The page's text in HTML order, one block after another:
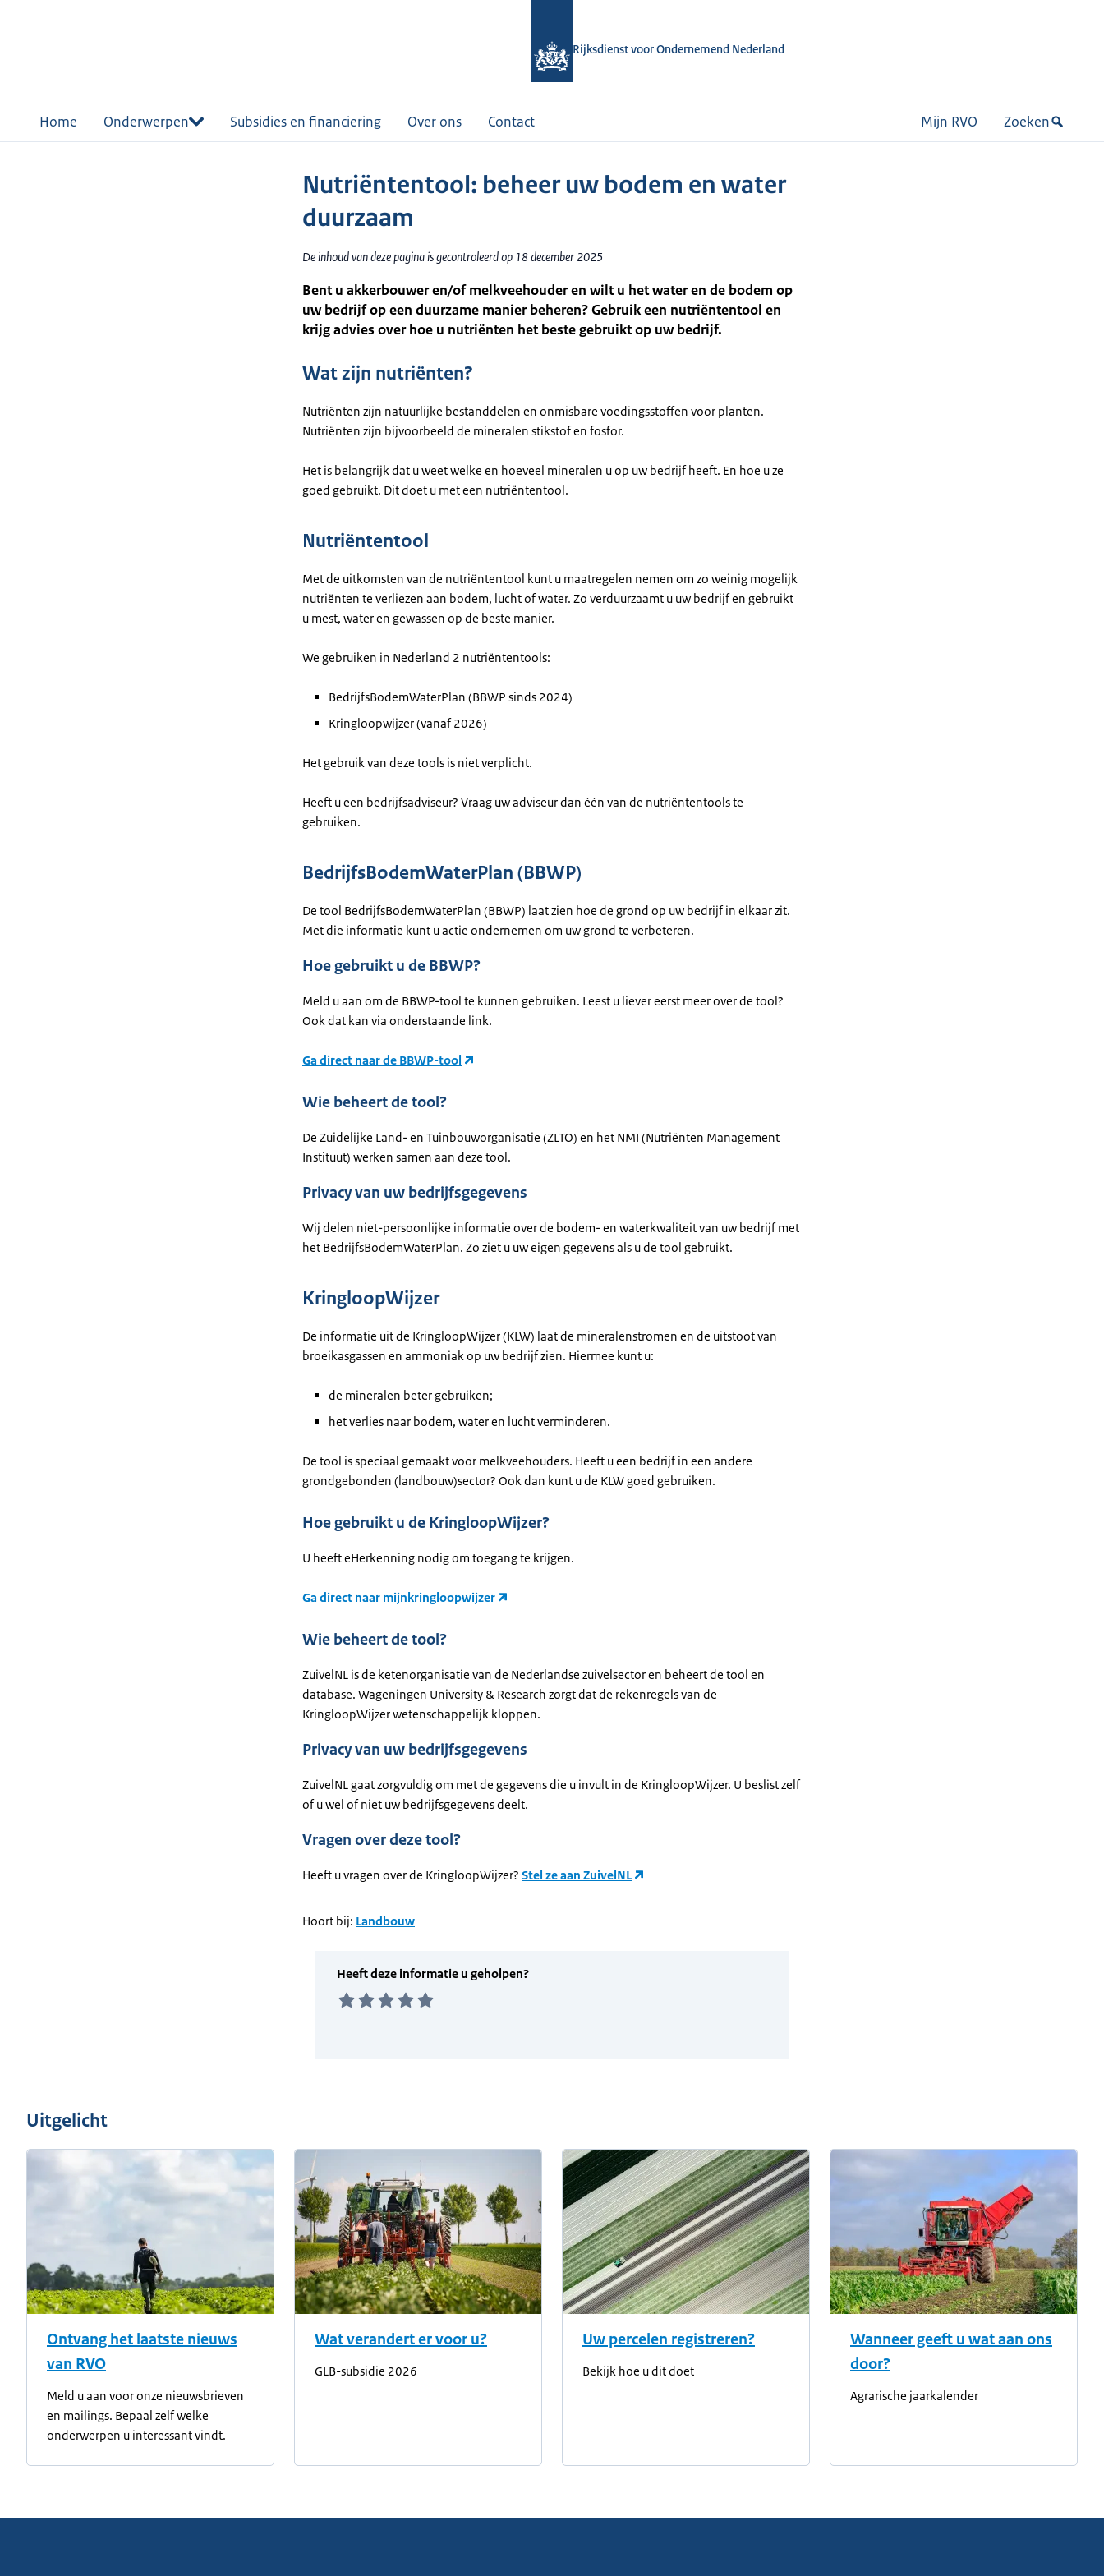
Rijksdienst voor Ondernemend Nederland
Home Onderwerpen Subsidies en financiering Over ons Contact Mijn RVO Zoeken
Nutriëntentool: beheer uw bodem en water
duurzaam
De inhoud van deze pagina is gecontroleerd op 18 december 2025
Bent u akkerbouwer en/of melkveehouder en wilt u het water en de bodem op
uw bedrijf op een duurzame manier beheren? Gebruik een nutriëntentool en
krijg advies over hoe u nutriënten het beste gebruikt op uw bedrijf.
Wat zijn nutriënten?
Nutriënten zijn natuurlijke bestanddelen en onmisbare voedingsstoffen voor planten.
Nutriënten zijn bijvoorbeeld de mineralen stikstof en fosfor.
Het is belangrijk dat u weet welke en hoeveel mineralen u op uw bedrijf heeft. En hoe u ze
goed gebruikt. Dit doet u met een nutriëntentool.
Nutriëntentool
Met de uitkomsten van de nutriëntentool kunt u maatregelen nemen om zo weinig mogelijk
nutriënten te verliezen aan bodem, lucht of water. Zo verduurzaamt u uw bedrijf en gebruikt
u mest, water en gewassen op de beste manier.
We gebruiken in Nederland 2 nutriëntentools:
BedrijfsBodemWaterPlan (BBWP sinds 2024)
Kringloopwijzer (vanaf 2026)
Het gebruik van deze tools is niet verplicht.
Heeft u een bedrijfsadviseur? Vraag uw adviseur dan één van de nutriëntentools te
gebruiken.
BedrijfsBodemWaterPlan (BBWP)
De tool BedrijfsBodemWaterPlan (BBWP) laat zien hoe de grond op uw bedrijf in elkaar zit.
Met die informatie kunt u actie ondernemen om uw grond te verbeteren.
Hoe gebruikt u de BBWP?
Meld u aan om de BBWP-tool te kunnen gebruiken. Leest u liever eerst meer over de tool?
Ook dat kan via onderstaande link.
Ga direct naar de BBWP-tool
Wie beheert de tool?
De Zuidelijke Land- en Tuinbouworganisatie (ZLTO) en het NMI (Nutriënten Management
Instituut) werken samen aan deze tool.
Privacy van uw bedrijfsgegevens
Wij delen niet-persoonlijke informatie over de bodem- en waterkwaliteit van uw bedrijf met
het BedrijfsBodemWaterPlan. Zo ziet u uw eigen gegevens als u de tool gebruikt.
KringloopWijzer
De informatie uit de KringloopWijzer (KLW) laat de mineralenstromen en de uitstoot van
broeikasgassen en ammoniak op uw bedrijf zien. Hiermee kunt u:
de mineralen beter gebruiken;
het verlies naar bodem, water en lucht verminderen.
De tool is speciaal gemaakt voor melkveehouders. Heeft u een bedrijf in een andere
grondgebonden (landbouw)sector? Ook dan kunt u de KLW goed gebruiken.
Hoe gebruikt u de KringloopWijzer?
U heeft eHerkenning nodig om toegang te krijgen.
Ga direct naar mijnkringloopwijzer
Wie beheert de tool?
ZuivelNL is de ketenorganisatie van de Nederlandse zuivelsector en beheert de tool en
database. Wageningen University & Research zorgt dat de rekenregels van de
KringloopWijzer wetenschappelijk kloppen.
Privacy van uw bedrijfsgegevens
ZuivelNL gaat zorgvuldig om met de gegevens die u invult in de KringloopWijzer. U beslist zelf
of u wel of niet uw bedrijfsgegevens deelt.
Vragen over deze tool?
Heeft u vragen over de KringloopWijzer? Stel ze aan ZuivelNL
Hoort bij: Landbouw
Uitgelicht
Ontvang het laatste nieuws
van RVO
Meld u aan voor onze nieuwsbrieven
en mailings. Bepaal zelf welke
onderwerpen u interessant vindt.
Wat verandert er voor u?
GLB-subsidie 2026
Uw percelen registreren?
Bekijk hoe u dit doet
Wanneer geeft u wat aan ons
door?
Agrarische jaarkalender